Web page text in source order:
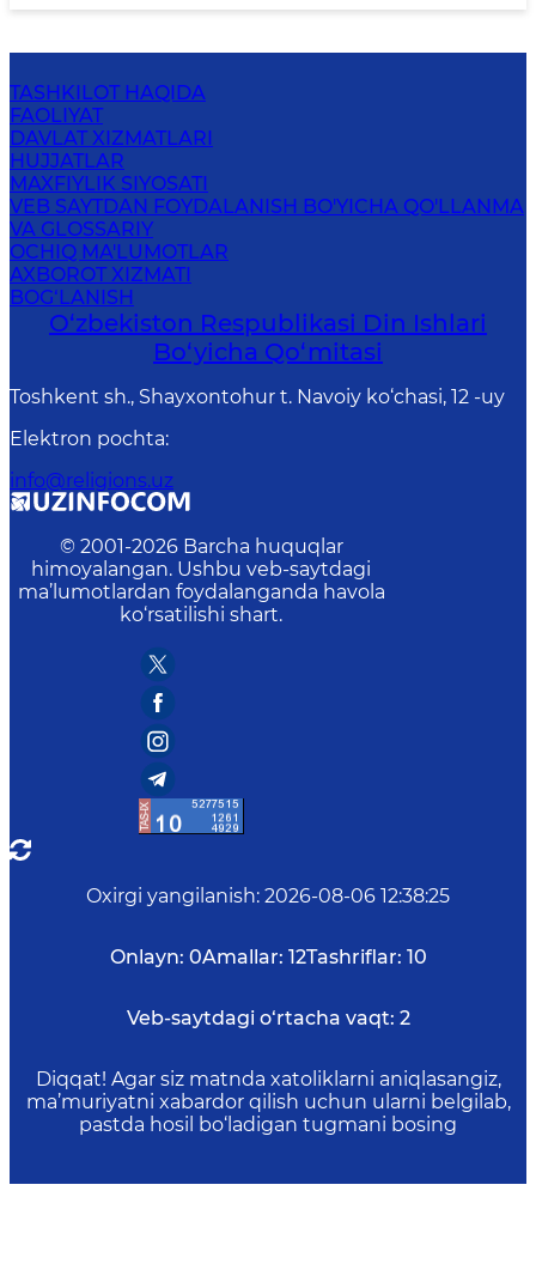
TASHKILOT HAQIDA
FAOLIYAT
DAVLAT XIZMATLARI
HUJJATLAR
MAXFIYLIK SIYOSATI
VEB SAYTDAN FOYDALANISH BO'YICHA QO'LLANMA
VA GLOSSARIY
OCHIQ MA'LUMOTLAR
AXBOROT XIZMATI
BOG‘LANISH
O‘zbekiston Respublikаsi Din Ishlаri
Bo‘yichа Qo‘mitаsi
Toshkent sh., Shayxontohur t. Navoiy ko‘chasi, 12 -uy
Elektron pochta:
info@religions.uz
© 2001-2026 Barcha huquqlar
himoyalangan. Ushbu veb-saytdagi
ma’lumotlardan foydalanganda havola
ko‘rsatilishi shart.
Oxirgi yangilanish: 2026-08-06 12:38:25
Onlayn: 0Amallar: 12Tashriflar: 10
Veb-saytdagi o‘rtacha vaqt: 2
Diqqat! Agar siz matnda xatoliklarni aniqlasangiz,
ma’muriyatni xabardor qilish uchun ularni belgilab,
pastda hosil bo‘ladigan tugmani bosing